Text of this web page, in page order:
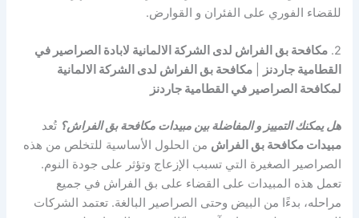
للقضاء الفوري على الفئران و القوارض.
2. مكافحة بق الفراش لدى الشركة الالمانية لابادة الصراصير في
القطامية جاردنز
|مكافحة بق الفراش لدى الشركة الالمانية
لمكافحة الصراصير في القطامية جاردنز
هل يمكنك التمييز و المفاضلة بين مبيدات مكافحة بق الفراش؟ تُعد
مبيدات مكافحة بق الفراش من الحلول الأساسية للتخلص من هذه
الصراصير الصغيرة التي تسبب الإزعاج وتؤثر على جودة النوم.
تعمل هذه المبيدات على القضاء على بق الفراش في جميع
مراحله، بدءًا من البيض وحتى الصراصير البالغة. تعتمد الشركات